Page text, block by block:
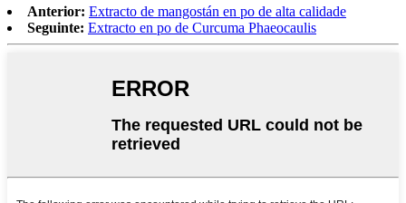
Anterior: Extracto de mangostán en po de alta calidade
Seguinte: Extracto en po de Curcuma Phaeocaulis